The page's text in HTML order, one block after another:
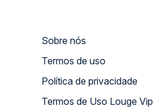
Sobre nós
Termos de uso
Política de privacidade
Termos de Uso Louge Vip